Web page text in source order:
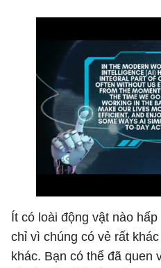
Ít có loài động vật nào
chỉ vì chúng có vẻ rất
khác. Bạn có thể đã quen